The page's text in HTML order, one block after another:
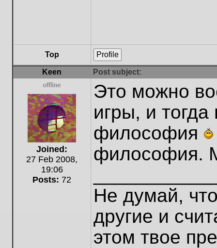
Top Profile
Keen Post subject:
Offline
Joined:
27 Feb 2008,
19:06
Posts: 72
Это можно
игры, и тогда
философия
философия.
Не думай,
другие и
этом твое